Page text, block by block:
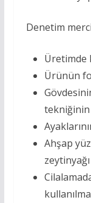
Denetim
Üretimde
Ürünün
tekniğinin
Ahşap